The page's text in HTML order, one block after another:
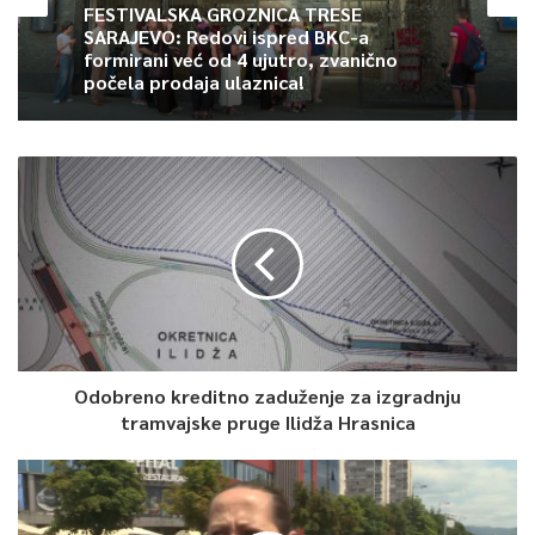
za ovozemaljskog života, stigla u nebeske visine – ističe
Inzko.
Dodaje kako ga je Hatidža inspirirala da radi na projektu
poznata Srebrenica po genocidu na koncu 20. vijeka, trebala bi
postati, navodi visoki predstavnik, planetarni simbol snage
oprosta Majke.
0
Article Rating
FESTIVALSKA GROZNICA TRESE
SARAJEVO: Redovi ispred BKC-a
formirani već od 4 ujutro, zvanično
počela prodaja ulaznica!
Odobreno kreditno zaduženje za izgradnju
tramvajske pruge Ilidža Hrasnica